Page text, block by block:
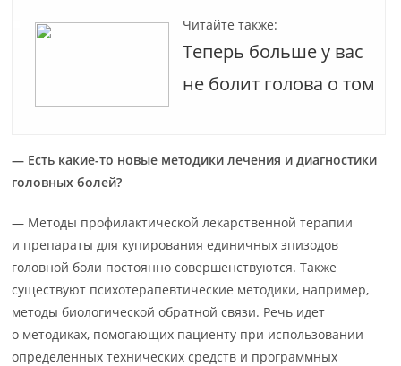
Читайте также:
Теперь больше у вас
не болит голова о том
— Есть какие-то новые методики лечения и диагностики
головных болей?
— Методы профилактической лекарственной терапии
и препараты для купирования единичных эпизодов
головной боли постоянно совершенствуются. Также
существуют психотерапевтические методики, например,
методы биологической обратной связи. Речь идет
о методиках, помогающих пациенту при использовании
определенных технических средств и программных